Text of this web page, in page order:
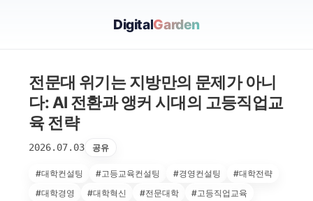
DigitalGarden
전문대 위기는 지방만의 문제가 아니
다: AI 전환과 앵커 시대의 고등직업교
육 전략
2026.07.03 공유
#대학컨설팅 #고등교육컨설팅 #경영컨설팅
#대학전략
#대학경영
#대학혁신 #전문대학
#고등직업교육